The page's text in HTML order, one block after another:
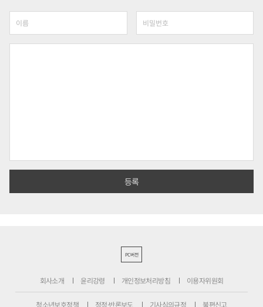
PC버전
회사소개 윤리강령 개인정보처리방침 이용자위원회
청소년보호정책 정정·반론보도 기사심의규정 불편신고